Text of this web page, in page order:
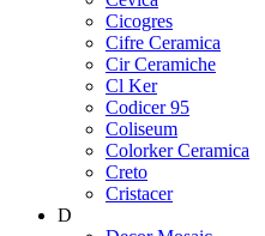
Cicogres
Cifre Ceramica
Cir Ceramiche
Cl Ker
Codicer 95
Coliseum
Colorker Ceramica
Creto
Cristacer
D